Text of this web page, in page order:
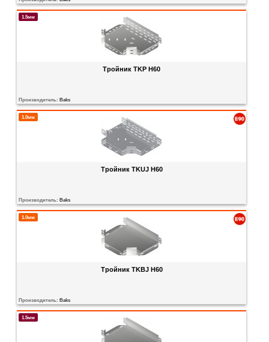
1.5мм
Тройник TKP H60
Производитель: Baks
1.0мм
Тройник TKUJ H60
Производитель: Baks
1.0мм
Тройник TKBJ H60
Производитель: Baks
1.5мм